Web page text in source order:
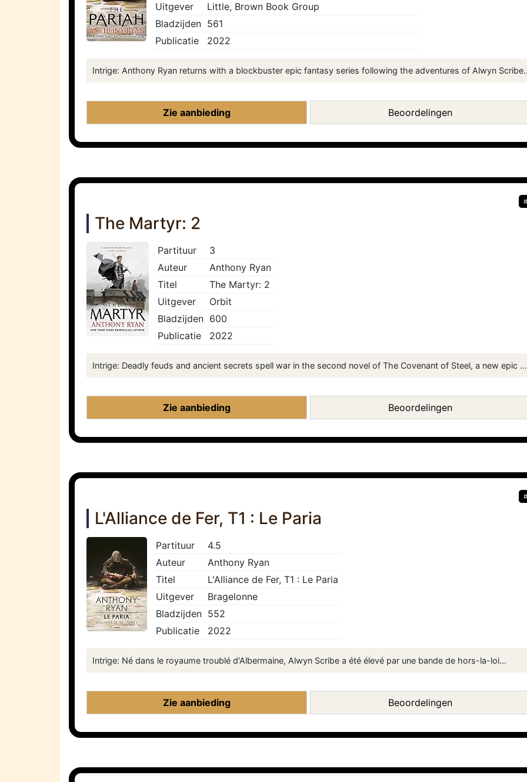
Uitgever
Little, Brown Book Group
Bladzijden 561
Publicatie
2022
Intrige: Anthony Ryan returns with a blockbuster epic fantasy series following the adventures of Alwyn
Zie aanbieding Beoordelingen
The Martyr: 2
Partituur
3
Auteur
Anthony Ryan
Titel
The Martyr: 2
Uitgever
Orbit
Bladzijden 600
Publicatie
2022
Intrige: Deadly feuds and ancient secrets spell war in the second novel of The Covenant of Steel, a new epic ...
Zie aanbieding Beoordelingen
L'Alliance de Fer, T1 : Le Paria
Partituur
4.5
Auteur
Anthony Ryan
Titel
L'Alliance de Fer, T1 : Le Paria
Uitgever
Bragelonne
Bladzijden 552
Publicatie
2022
Intrige: Né dans le royaume troublé d'Albermaine, Alwyn Scribe a été élevé par une bande de hors-la-loi...
Zie aanbieding Beoordelingen